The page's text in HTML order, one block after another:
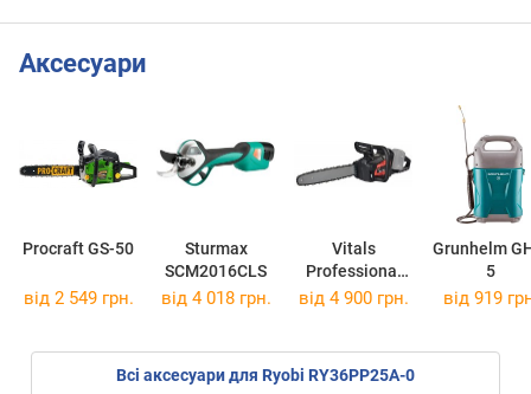
Аксесуари
Procraft GS-50
Sturmax
SCM2016CLS
Vitals
Professional
AKZ 3606
Grunhelm
5
від 2 549 грн. від 4 018 грн. від 4 900 грн. від 919
Всі аксесуари для Ryobi RY36PP25A-0